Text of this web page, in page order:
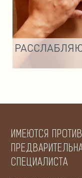
ИМЕЮТСЯ
СПЕЦИАЛИСТА